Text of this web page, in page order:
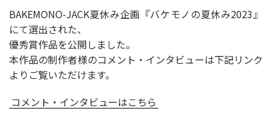
BAKEMONO-JACK夏休み企画『バケモノの夏休み2023』
にて選出された、
優秀賞作品を公開しました。
本作品の制作者様のコメント・インタビューは下記リンク
よりご覧いただけます。
コメント・インタビューはこちら